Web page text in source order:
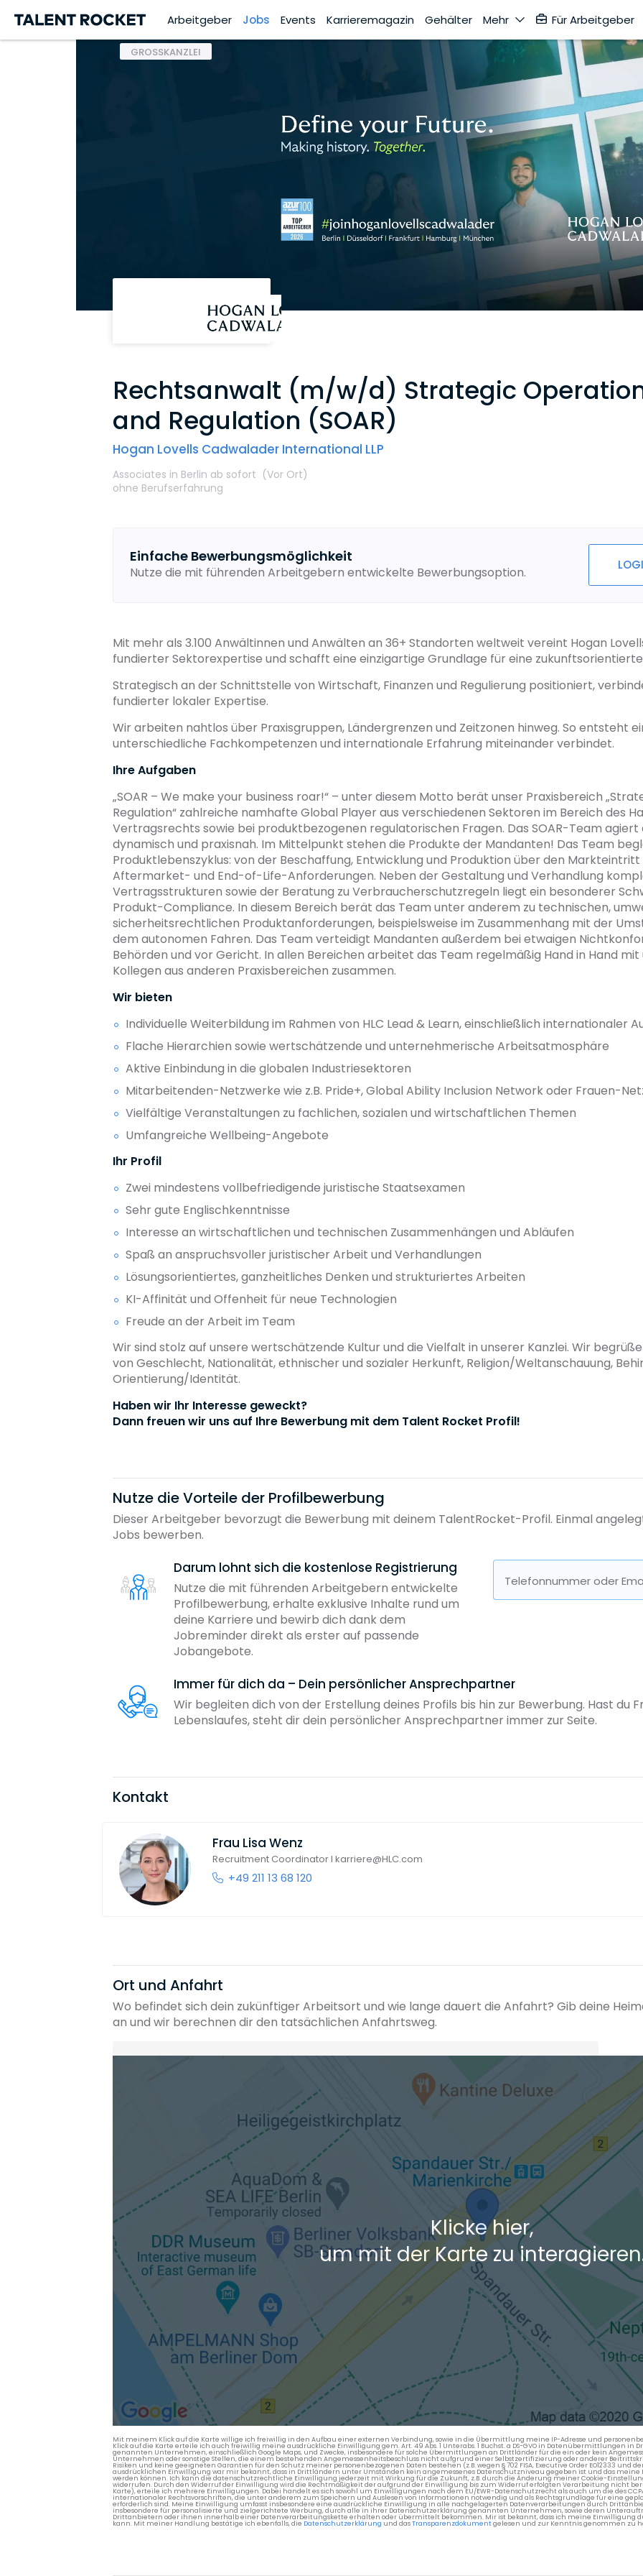
Arbeitgeber Jobs Events Karrieremagazin Gehälter Mehr Für Arbeitgeber
GROSSKANZLEI
Rechtsanwalt (m/w/d) Strategic
and Regulation (SOAR)
Hogan Lovells Cadwalader International LLP
Associates in Berlin ab sofort (Vor Ort)
ohne Berufserfahrung
Einfache Bewerbungsmöglichkeit
Nutze die mit führenden Arbeitgebern entwickelte Bewerbungsoption.
Mit mehr als 3.100 Anwältinnen und Anwälten an 36+ Standorten weltweit vereint Hogan
fundierter Sektorexpertise und schafft eine einzigartige Grundlage für eine
Strategisch an der Schnittstelle von Wirtschaft, Finanzen und Regulierung positioniert,
fundierter lokaler Expertise.
Wir arbeiten nahtlos über Praxisgruppen, Ländergrenzen und Zeitzonen hinweg. So entsteht
unterschiedliche Fachkompetenzen und internationale Erfahrung miteinander verbindet.
Ihre Aufgaben
„SOAR – We make your business roar!“ – unter diesem Motto berät unser Praxisbereich
Regulation“ zahlreiche namhafte Global Player aus verschiedenen Sektoren im Bereich des
Vertragsrechts sowie bei produktbezogenen regulatorischen Fragen. Das SOAR-Team
dynamisch und praxisnah. Im Mittelpunkt stehen die Produkte der Mandanten! Das Team
Produktlebenszyklus: von der Beschaffung, Entwicklung und Produktion über den
Aftermarket- und End-of-Life-Anforderungen. Neben der Gestaltung und Verhandlung
Vertragsstrukturen sowie der Beratung zu Verbraucherschutzregeln liegt ein besonderer
Produkt-Compliance. In diesem Bereich berät das Team unter anderem zu technischen,
sicherheitsrechtlichen Produktanforderungen, beispielsweise im Zusammenhang mit der
dem autonomen Fahren. Das Team verteidigt Mandanten außerdem bei etwaigen
Behörden und vor Gericht. In allen Bereichen arbeitet das Team regelmäßig Hand in Hand
Kollegen aus anderen Praxisbereichen zusammen.
Wir bieten
Individuelle Weiterbildung im Rahmen von HLC Lead & Learn, einschließlich internationaler
Flache Hierarchien sowie wertschätzende und unternehmerische Arbeitsatmosphäre
Aktive Einbindung in die globalen Industriesektoren
Mitarbeitenden-Netzwerke wie z.B. Pride+, Global Ability Inclusion Network oder Frauen-
Vielfältige Veranstaltungen zu fachlichen, sozialen und wirtschaftlichen Themen
Umfangreiche Wellbeing-Angebote
Ihr Profil
Zwei mindestens vollbefriedigende juristische Staatsexamen
Sehr gute Englischkenntnisse
Interesse an wirtschaftlichen und technischen Zusammenhängen und Abläufen
Spaß an anspruchsvoller juristischer Arbeit und Verhandlungen
Lösungsorientiertes, ganzheitliches Denken und strukturiertes Arbeiten
KI-Affinität und Offenheit für neue Technologien
Freude an der Arbeit im Team
Wir sind stolz auf unsere wertschätzende Kultur und die Vielfalt in unserer Kanzlei. Wir
von Geschlecht, Nationalität, ethnischer und sozialer Herkunft, Religion/Weltanschauung,
Orientierung/Identität.
Haben wir Ihr Interesse geweckt?
Dann freuen wir uns auf Ihre Bewerbung mit dem Talent Rocket Profil!
Nutze die Vorteile der Profilbewerbung
Dieser Arbeitgeber bevorzugt die Bewerbung mit deinem TalentRocket-Profil. Einmal
Jobs bewerben.
Darum lohnt sich die kostenlose Registrierung
Nutze die mit führenden Arbeitgebern entwickelte
Profilbewerbung, erhalte exklusive Inhalte rund um
deine Karriere und bewirb dich dank dem
Jobreminder direkt als erster auf passende
Jobangebote.
Telefonnummer oder
Immer für dich da – Dein persönlicher Ansprechpartner
Wir begleiten dich von der Erstellung deines Profils bis hin zur Bewerbung. Hast du
Lebenslaufes, steht dir dein persönlicher Ansprechpartner immer zur Seite.
Kontakt
Frau Lisa Wenz
Recruitment Coordinator I karriere@HLC.com
+49 211 13 68 120
Ort und Anfahrt
Wo befindet sich dein zukünftiger Arbeitsort und wie lange dauert die Anfahrt? Gib deine
an und wir berechnen dir den tatsächlichen Anfahrtsweg.
Heimatadresse oder Wunschort
+
Die berechneten Anreisezeiten basieren auf den Verkehrsdaten eines typischen Dienstag morgens um 8:30.
Klicke hier,
um mit der Karte zu
Mit meinem Klick auf die Karte willige ich freiwillig in den Aufbau einer externen Verbindung, sowie in die Übermittlung meine IP-Adresse und
Klick auf die Karte erteile ich auch freiwillig meine ausdrückliche Einwilligung gem. Art. 49 Abs. 1 Unterabs. 1 Buchst. a DS-GVO in Datenübermittlungen
genannten Unternehmen, einschließlich Google Maps, und Zwecke, insbesondere für solche Übermittlungen an Drittländer für die ein oder kein
Unternehmen oder sonstige Stellen, die einem bestehenden Angemessenheitsbeschluss nicht aufgrund einer Selbstzertifizierung oder anderer
Risiken und keine geeigneten Garantien für den Schutz meiner personenbezogenen Daten bestehen (z.B. wegen § 702 FISA, Executive Order EO12333 und
ausdrücklichen Einwilligung war mir bekannt, dass in Drittländern unter Umständen kein angemessenes Datenschutzniveau gegeben ist und das
werden können. Ich kann die datenschutzrechtliche Einwilligung jederzeit mit Wirkung für die Zukunft, z.B. durch die Änderung meiner Cookie-
widerrufen. Durch den Widerruf der Einwilligung wird die Rechtmäßigkeit der aufgrund der Einwilligung bis zum Widerruf erfolgten Verarbeitung nicht
Karte), erteile ich mehrere Einwilligungen. Dabei handelt es sich sowohl um Einwilligungen nach dem EU/EWR-Datenschutzrecht als auch um die des
internationaler Rechtsvorschriften, die unter anderem zum Speichern und Auslesen von Informationen notwendig und als Rechtsgrundlage für eine
erforderlich sind. Meine Einwilligung umfasst insbesondere eine ausdrückliche Einwilligung in alle nachgelagerten Datenverarbeitungen durch
insbesondere für personalisierte und zielgerichtete Werbung, durch alle in ihrer Datenschutzerklärung genannten Unternehmen, sowie deren
Drittanbietern oder ihnen innerhalb einer Datenverarbeitungskette erhalten oder übermittelt bekommen. Mir ist bekannt, dass ich meine Einwilligung
kann. Mit meiner Handlung bestätige ich ebenfalls, die Datenschutzerklärung und dasTransparenzdokumentgelesen und zur Kenntnis genommen zu